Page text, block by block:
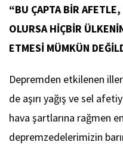
“BU ÇAPTA BİR
OLURSA HİÇBİR
ETMESİ MÜMKÜN
Depremden etkilenen
de aşırı yağış ve sel
hava şartlarına rağmen
depremzedelerimizin